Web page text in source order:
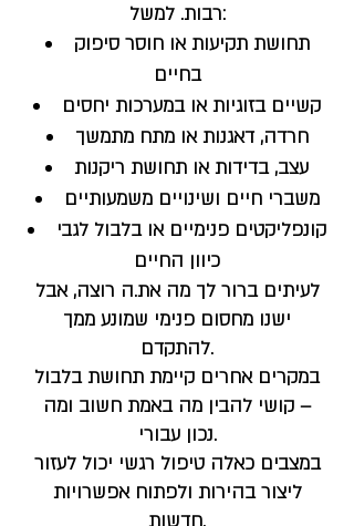
רבות. למשל:
תחושת תקיעות או חוסר סיפוק
בחיים
קשיים בזוגיות או במערכות יחסים
חרדה, דאגנות או מתח מתמשך
עצב, בדידות או תחושת ריקנות
משברי חיים ושינויים משמעותיים
קונפליקטים פנימיים או בלבול לגבי
כיוון החיים
לעיתים ברור לך מה את.ה רוצה, אבל
ישנו מחסום פנימי שמונע ממך
להתקדם.
במקרים אחרים קיימת תחושת בלבול
– קושי להבין מה באמת חשוב ומה
נכון עבורי.
במצבים כאלה טיפול רגשי יכול לעזור
ליצור בהירות ולפתוח אפשרויות